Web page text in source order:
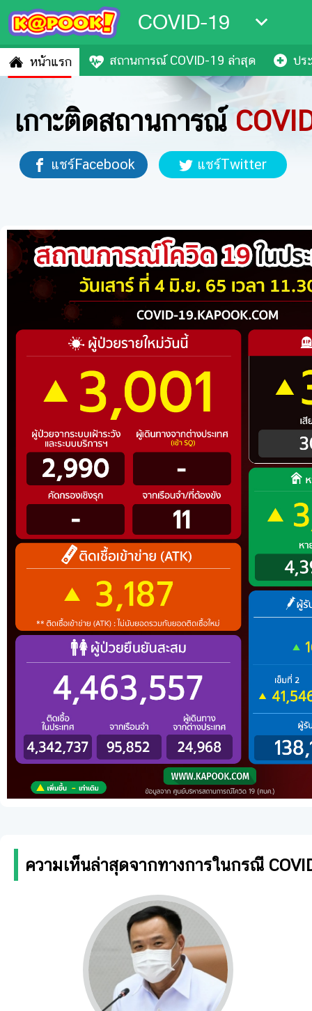
COVID-19
หน้าแรก สถานการณ์ COVID-19 ล่าสุด ปร
เกาะติดสถานการณ์
แชร์Facebook แชร์Twitter
ความเห็นล่าสุดจากทางการในกรณี